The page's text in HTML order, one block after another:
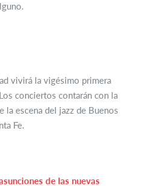
vivirá la vigésimo primera
conciertos contarán con la
la escena del jazz de Buenos
Fe.
de las nuevas